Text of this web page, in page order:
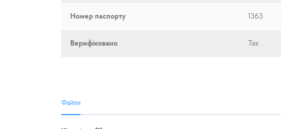
Номер паспорту 1363
Верифіковано Так
Файли